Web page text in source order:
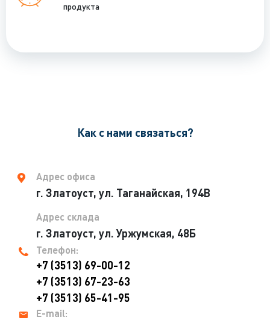
продукта
Как с нами связаться?
Адрес офиса
г. Златоуст, ул. Таганайская, 194В
Адрес склада
г. Златоуст, ул. Уржумская, 48Б
Телефон:
+7 (3513) 69-00-12
+7 (3513) 67-23-63
+7 (3513) 65-41-95
E-mail: